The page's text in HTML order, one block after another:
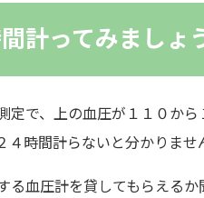
計ってみましょう
定で、上の血圧が１１０か
時間計らないと分かりませ
る血圧計を貸してもらえる